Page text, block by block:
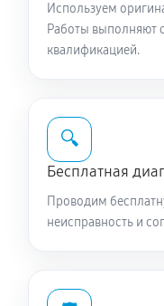
Используем
Работы выполняют
квалификацией.
🔍
Бесплатная
Проводим
неисправность и